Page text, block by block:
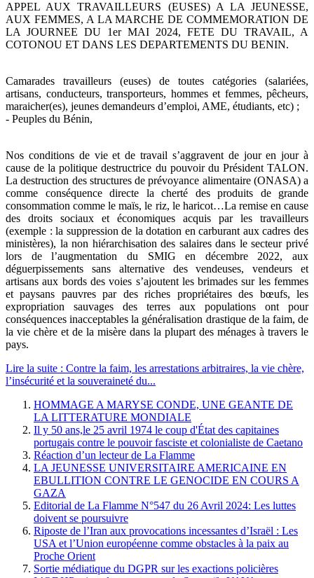
APPEL AUX TRAVAILLEURS (EUSES) A LA JEUNESSE,
AUX FEMMES, A LA MARCHE DE COMMEMORATION DE
LA JOURNEE DU 1er MAI 2024, FETE DU TRAVAIL, A
COTONOU ET DANS LES DEPARTEMENTS DU BENIN.
Camarades travailleurs (euses) de toutes catégories (salariées,
artisans, conducteurs, transporteurs, hommes et femmes, pêcheurs,
maraicher(es), jeunes demandeurs d’emploi, AME, étudiants, etc) ;
- Peuples du Bénin,
Nos conditions de vie et de travail s’aggravent de jour en jour à
cause de la politique destructrice du pouvoir du Président TALON.
La destruction des structures de prévoyance alimentaire (ONASA) a
comme conséquence directe la cherté des produits de grande
consommation comme le maïs, le riz, le haricot…La remise en cause
des droits sociaux et économiques acquis par les travailleurs
(exemple : la suppression de la dotation en carburant aux cadres des
ministères), la non hiérarchisation des salaires dans le secteur privé
lors de l’augmentation du SMIG en décembre 2022, aux
déguerpissements sans alternative des vendeuses, vendeurs et
artisans aux bords des voies s’ajoutent les brimades sur les femmes
et paysans pauvres par des riches propriétaires des bœufs, les
expropriation sauvages des terres aux populations ont pour
conséquences inacceptables la généralisation drastique de la faim, de
la vie chère et de la misère dans la plupart des ménages à travers le
pays.
Lire la suite : Contre la faim, les arrestations arbitraires, la vie chère,
l’insécurité et la souveraineté du...
HOMMAGE A MARYSE CONDE, UNE GEANTE DE
LA LITTERATURE MONDIALE
Il y 50 ans,le 25 avril 1974 le coup d'État des capitaines
portugais contre le pouvoir fasciste et colonialiste de Caetano
Réaction d’un lecteur de La Flamme
LA JEUNESSE UNIVERSITAIRE AMERICAINE EN
EBULLITION CONTRE LE GENOCIDE EN COURS A
GAZA
Editorial de La Flamme N°547 du 26 Avril 2024: Les luttes
doivent se poursuivre
Riposte de l’Iran aux provocations incessantes d’Israël : Les
USA et l’Union européenne comme obstacles à la paix au
Proche Orient
Sortie médiatique du DGPR sur les exactions policières